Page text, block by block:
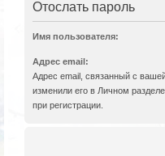
Отослать пароль
Имя пользователя:
Адрес email:
Адрес email, связанный с
изменили его в Личном
при регистрации.